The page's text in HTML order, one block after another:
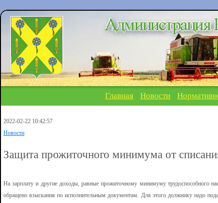
Главная Новости
2022-02-22 10:42:57
Новости
Защита прожиточного минимума от
На зарплату и другие доходы, равные прожиточному минимуму трудоспособного
обращено взыскания по исполнительным документам. Для этого должнику надо